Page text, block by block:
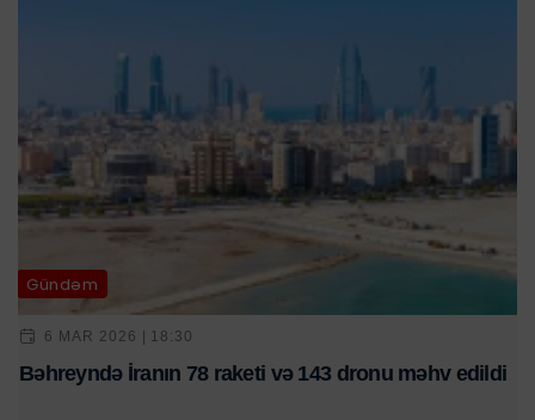
Gündəm
6 MAR 2026 | 18:30
Bəhreyndə İranın 78 raketi və 143 dronu məhv edildi